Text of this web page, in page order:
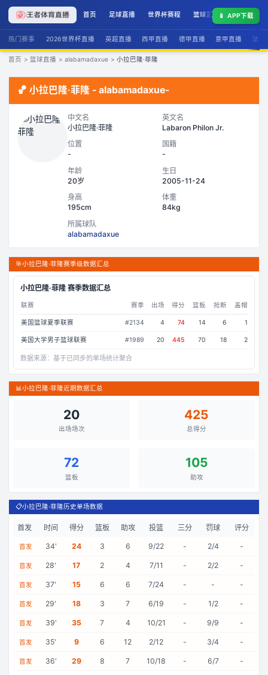
首页 足球直播 世界杯赛程 篮球直播 联赛积分
📱 APP下载
热门赛事 2026世界杯直播 英超直播 西甲直播 德甲直播 意甲直播 法甲
首页 > 篮球直播 > alabamadaxue > 小拉巴隆·菲隆
🏀 小拉巴隆·菲隆 - alabamadaxue-
中文名
小拉巴隆·菲隆
英文名
Labaron Philon Jr.
位置
-
国籍
-
年龄
20岁
生日
2005-11-24
身高
195cm
体重
84kg
所属球队
alabamadaxue
🎯小拉巴隆·菲隆赛季级数据汇总
小拉巴隆·菲隆赛季数据汇总
联赛 赛季 出场 得分 篮板 抢断 盖帽
美国篮球夏季联赛 #2134 4 74 14 6 1
美国大学男子篮球联赛 #1989 20 445 70 18 2
数据来源： 基于已同步的单场统计聚合
📊小拉巴隆·菲隆近期数据汇总
20
出场场次
425
总得分
72
篮板
105
助攻
📋小拉巴隆·菲隆历史单场数据
首发 时间 得分 篮板 助攻 投篮 三分 罚球 评分
首发 34' 24 3 6 9/22 - 2/4 -
首发 28' 17 2 4 7/11 - 2/2 -
首发 37' 15 6 6 7/24 - - -
首发 29' 18 3 7 6/19 - 1/2 -
首发 39' 35 7 4 10/21 - 9/9 -
首发 35' 9 6 12 2/12 - 3/4 -
首发 36' 29 8 7 10/18 - 6/7 -